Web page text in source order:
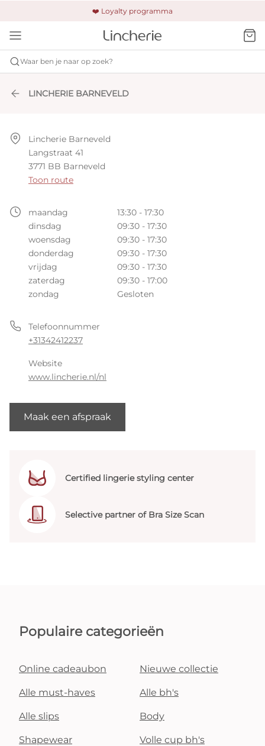
❤️ Loyalty programma
🚚 Gratis verzending & retour
🔒 Altijd veilig betalen
Waar ben je naar op zoek?
LINCHERIE BARNEVELD
Lincherie Barneveld
Langstraat 41
3771 BB Barneveld
Toon route
maandag
13:30 - 17:30
dinsdag
09:30 - 17:30
woensdag
09:30 - 17:30
donderdag
09:30 - 17:30
vrijdag
09:30 - 17:30
zaterdag
09:30 - 17:00
zondag
Gesloten
Telefoonnummer
+31342412237
Website
www.lincherie.nl/nl
Maak een afspraak
Certified lingerie styling center
Selective partner of Bra Size Scan
Populaire categorieën
Online cadeaubon Nieuwe collectie
Alle must-haves Alle bh's
Alle slips Body
Shapewear Volle cup bh's